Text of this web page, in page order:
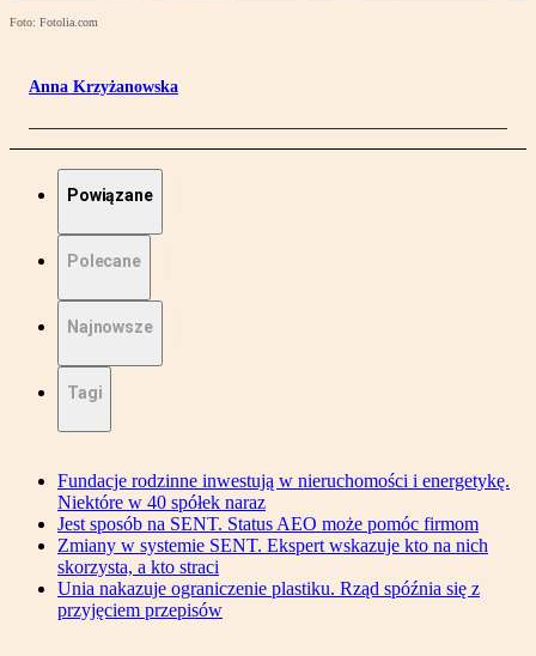
Foto: Fotolia.com
Anna Krzyżanowska
Powiązane
Polecane
Najnowsze
Tagi
Fundacje rodzinne inwestują w nieruchomości i energetykę.
Niektóre w 40 spółek naraz
Jest sposób na SENT. Status AEO może pomóc firmom
Zmiany w systemie SENT. Ekspert wskazuje kto na nich
skorzysta, a kto straci
Unia nakazuje ograniczenie plastiku. Rząd spóźnia się z
przyjęciem przepisów